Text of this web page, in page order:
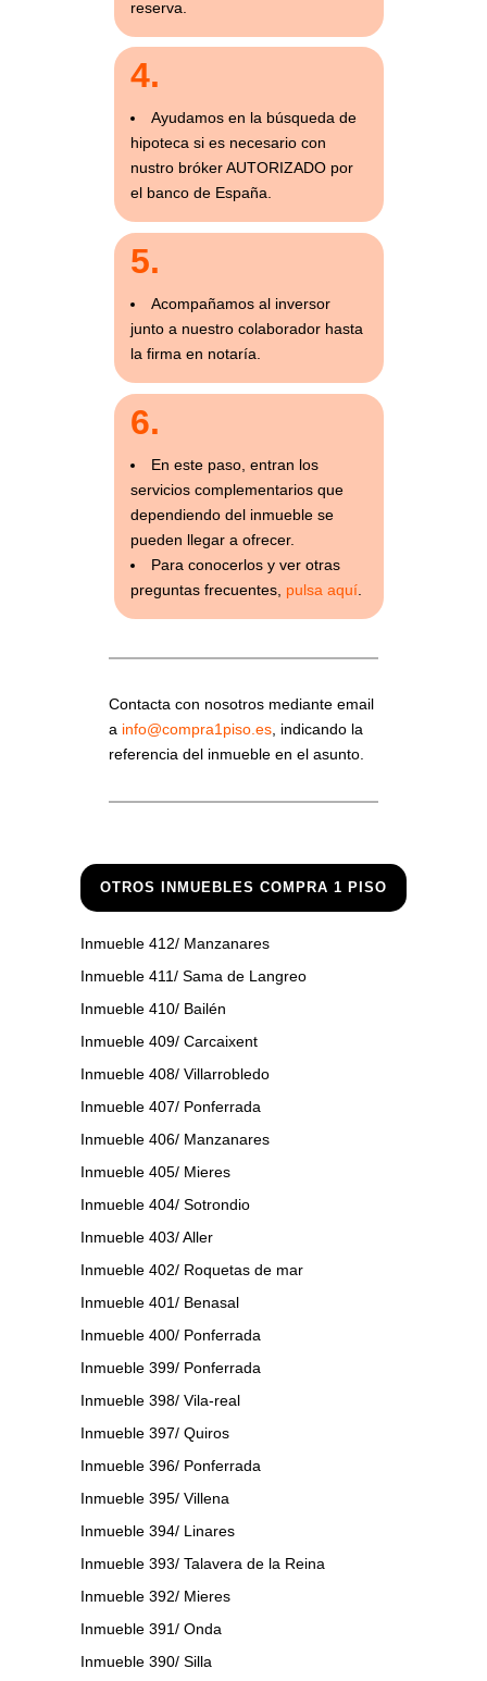
reserva.
4.
Ayudamos en la búsqueda de
hipoteca si es necesario con
nustro bróker AUTORIZADO por
el banco de España.
5.
Acompañamos al inversor
junto a nuestro colaborador hasta
la firma en notaría.
6.
En este paso, entran los
servicios complementarios que
dependiendo del inmueble se
pueden llegar a ofrecer.
Para conocerlos y ver otras
preguntas frecuentes, pulsa aquí.
Contacta con nosotros mediante email
a info@compra1piso.es, indicando la
referencia del inmueble en el asunto.
OTROS INMUEBLES COMPRA 1 PISO
Inmueble 412/ Manzanares
Inmueble 411/ Sama de Langreo
Inmueble 410/ Bailén
Inmueble 409/ Carcaixent
Inmueble 408/ Villarrobledo
Inmueble 407/ Ponferrada
Inmueble 406/ Manzanares
Inmueble 405/ Mieres
Inmueble 404/ Sotrondio
Inmueble 403/ Aller
Inmueble 402/ Roquetas de mar
Inmueble 401/ Benasal
Inmueble 400/ Ponferrada
Inmueble 399/ Ponferrada
Inmueble 398/ Vila-real
Inmueble 397/ Quiros
Inmueble 396/ Ponferrada
Inmueble 395/ Villena
Inmueble 394/ Linares
Inmueble 393/ Talavera de la Reina
Inmueble 392/ Mieres
Inmueble 391/ Onda
Inmueble 390/ Silla